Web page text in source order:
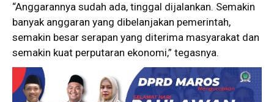
“Anggarannya sudah ada, tinggal dijalankan. Semakin
banyak anggaran yang dibelanjakan pemerintah,
semakin besar serapan yang diterima masyarakat dan
semakin kuat perputaran ekonomi,” tegasnya.